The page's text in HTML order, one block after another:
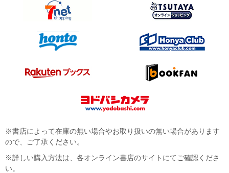
※書店によって在庫の無い場合やお取り扱いの無い場合があります
ので、ご了承ください。
※詳しい購入方法は、各オンライン書店のサイトにてご確認くださ
い。